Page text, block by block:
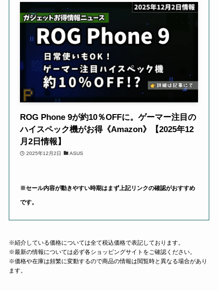
ROG Phone 9が約10％OFFに。ゲーマー注目の
ハイスペック機がお得《Amazon》【2025年12
月2日情報】
2025年12月2日 ASUS
※セール内容が動きやすい時期はまず上記リンクの確認がおすすめ
です。
※紹介している価格については全て税込価格で表記しております。
※最新の情報については必ず各ショッピングサイトをご確認ください。
※価格や在庫は頻繁に変動するので商品の情報は閲覧時と異なる場合があり
ます。